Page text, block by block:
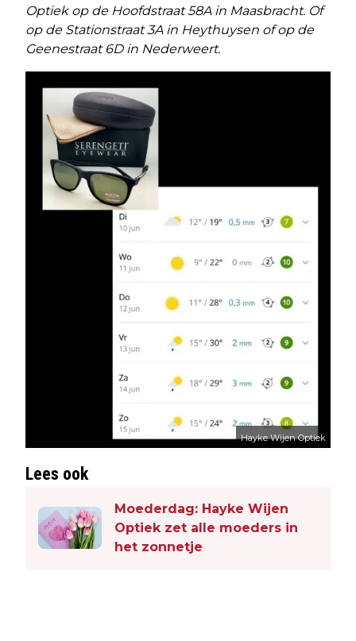
Optiek op de Hoofdstraat 58A in Maasbracht. Of
op de Stationstraat 3A in Heythuysen of op de
Geenestraat 6D in Nederweert.
Hayke Wijen Optiek
Lees ook
Moederdag: Hayke Wijen
Optiek zet alle moeders in
het zonnetje